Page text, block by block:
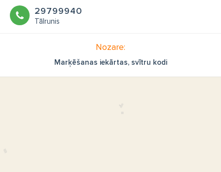
29799940
Tālrunis
Nozare:
Marķēšanas iekārtas, svītru kodi